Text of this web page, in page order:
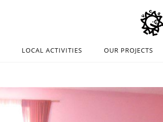
LOCAL ACTIVITIES OUR PROJECTS